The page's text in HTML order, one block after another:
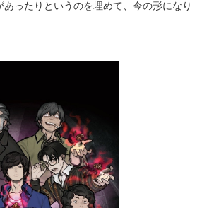
ったりというのを埋めて、今の形になり